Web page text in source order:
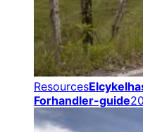
Resources
Forhandler-guide